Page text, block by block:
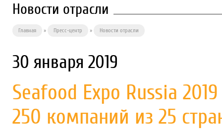
Новости отрасли
Главная » Пресс-центр » Новости отрасли
30 января 2019
Seafood Expo Russia
250 компаний из 25